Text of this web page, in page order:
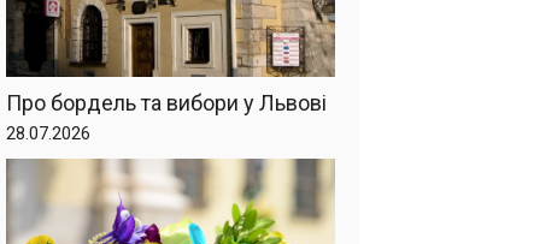
Про бордель та вибори у Львові
28.07.2026